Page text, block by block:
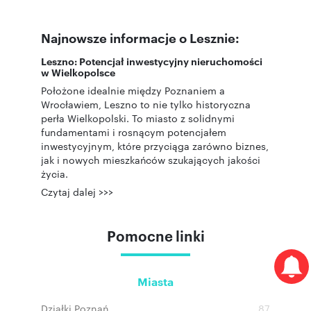
Najnowsze informacje o Lesznie:
Leszno: Potencjał inwestycyjny nieruchomości
w Wielkopolsce
Położone idealnie między Poznaniem a
Wrocławiem, Leszno to nie tylko historyczna
perła Wielkopolski. To miasto z solidnymi
fundamentami i rosnącym potencjałem
inwestycyjnym, które przyciąga zarówno biznes,
jak i nowych mieszkańców szukających jakości
życia.
Czytaj dalej >>>
Pomocne linki
Miasta
Działki Poznań 87